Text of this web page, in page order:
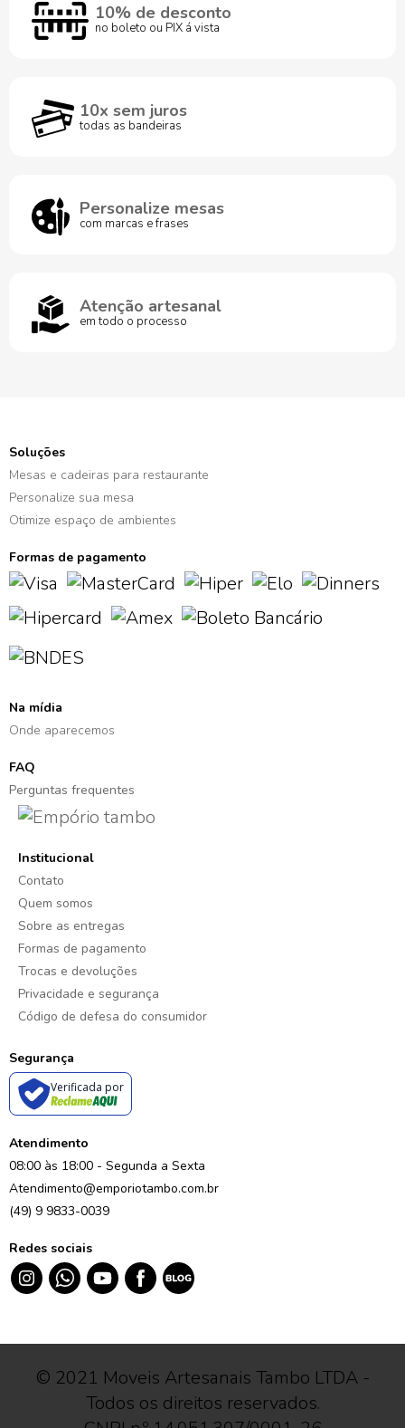
10% de desconto
no boleto ou PIX á vista
10x sem juros
todas as bandeiras
Personalize mesas
com marcas e frases
Atenção artesanal
em todo o processo
Soluções
Mesas e cadeiras para restaurante
Personalize sua mesa
Otimize espaço de ambientes
Formas de pagamento
Na mídia
Onde aparecemos
FAQ
Perguntas frequentes
Institucional
Contato
Quem somos
Sobre as entregas
Formas de pagamento
Trocas e devoluções
Privacidade e segurança
Código de defesa do consumidor
Segurança
Verificada por
Atendimento
08:00 às 18:00 - Segunda a Sexta
Atendimento@emporiotambo.com.br
(49) 9 9833-0039
Redes sociais
© 2021 Moveis Artesanais Tambo LTDA -
Todos os direitos reservados.